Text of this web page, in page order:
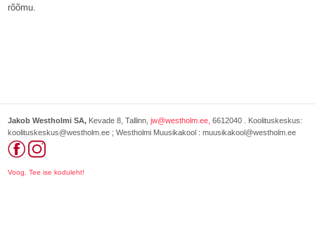
rõõmu.
Jakob Westholmi SA, Kevade 8, Tallinn, jw@westholm.ee, 6612040 . Koolituskeskus:
koolituskeskus@westholm.ee ; Westholmi Muusikakool : muusikakool@westholm.ee
Voog. Tee ise koduleht!